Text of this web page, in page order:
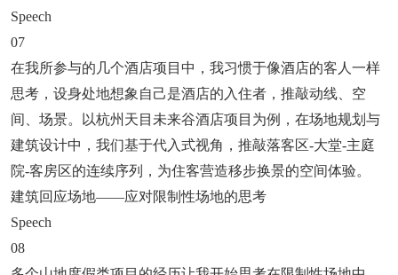
Speech
07
在我所参与的几个酒店项目中，我习惯于像酒店的客人一样
思考，设身处地想象自己是酒店的入住者，推敲动线、空
间、场景。以杭州天目未来谷酒店项目为例，在场地规划与
建筑设计中，我们基于代入式视角，推敲落客区-大堂-主庭
院-客房区的连续序列，为住客营造移步换景的空间体验。
建筑回应场地——应对限制性场地的思考
Speech
08